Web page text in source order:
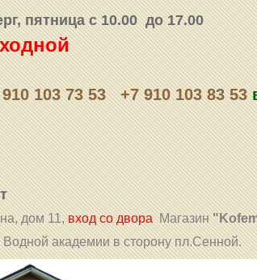
пятница с 10.00 до 17.00
103 73 53 +7 910 103 83 53
дом 11,вход со двораМагазин
академии в сторону пл.Сенной.